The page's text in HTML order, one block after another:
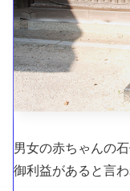
男女の赤ちゃんの
御利益があると言わ